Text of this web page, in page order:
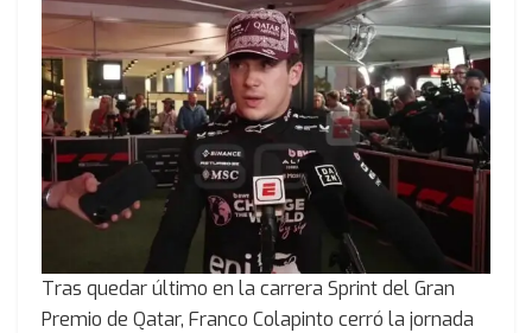
Tras quedar último en la carrera Sprint del Gran
Premio de Qatar, Franco Colapinto cerró la jornada